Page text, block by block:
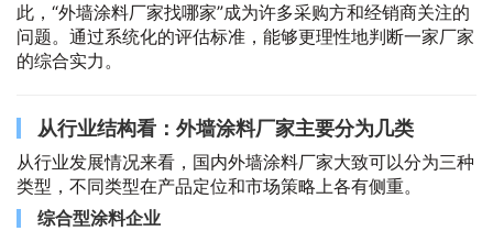
此，“外墙涂料厂家找哪家”成为许多采购方和经销商关注的
问题。通过系统化的评估标准，能够更理性地判断一家厂家
的综合实力。
从行业结构看：外墙涂料厂家主要分为几类
从行业发展情况来看，国内外墙涂料厂家大致可以分为三种
类型，不同类型在产品定位和市场策略上各有侧重。
综合型涂料企业